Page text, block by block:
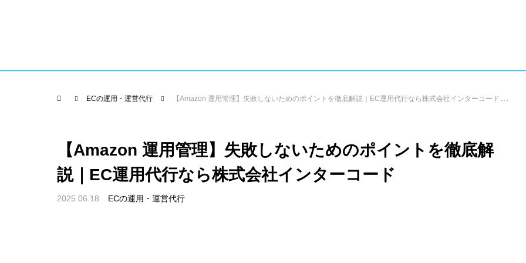
ECの運用・運営代行 【Amazon 運用管理】失敗しないためのポイントを徹底解説｜EC運用代行なら株式会社インターコード
【Amazon 運用管理】失敗しないためのポイントを徹底解
説｜EC運用代行なら株式会社インターコード
2025.06.18 ECの運用・運営代行